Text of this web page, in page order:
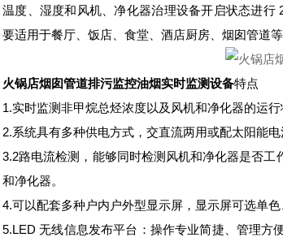
温度、湿度和风机、净化器治理设备开启状态进
要适用于餐厅、饭店、食堂、酒店厨房、烟囱管道等
火锅店烟囱管道排污监控油烟实时监测设备特点
1.实时监测非甲烷总烃浓度以及风机和净化器的运
2.系统具有多种供电方式，交直流两用或配太阳能电
3.2路电流检测，能够同时检测风机和净化器是否
和净化器。
4.可以配套多种户内户外型显示屏，显示屏可选单色
5.LED 无线信息发布平台：操作专业简捷、管理方